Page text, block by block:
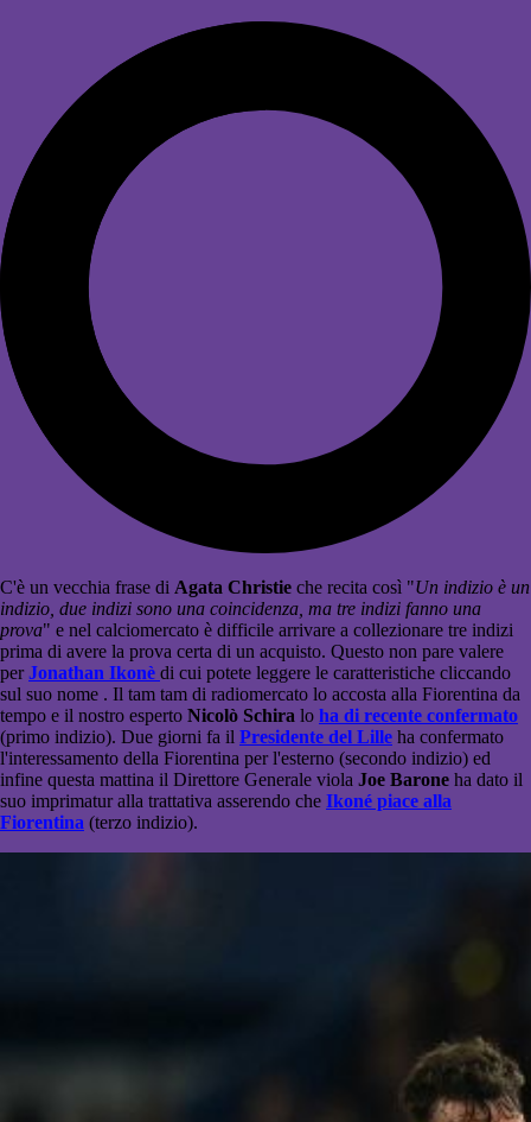
C'è un vecchia frase di Agata Christie che recita così "Un indizio è un
indizio, due indizi sono una coincidenza, ma tre indizi fanno una
prova" e nel calciomercato è difficile arrivare a collezionare tre indizi
prima di avere la prova certa di un acquisto. Questo non pare valere
perJonathan Ikonè di cui potete leggere le caratteristiche cliccando
sul suo nome . Il tam tam di radiomercato lo accosta alla Fiorentina da
tempo e il nostro esperto Nicolò Schira lo ha di recente confermato
(primo indizio). Due giorni fa il Presidente del Lille ha confermato
l'interessamento della Fiorentina per l'esterno (secondo indizio) ed
infine questa mattina il Direttore Generale viola Joe Barone ha dato il
suo imprimatur alla trattativa asserendo che Ikoné piace alla
Fiorentina (terzo indizio).